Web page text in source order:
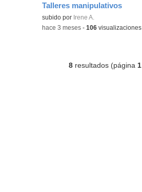
Talleres manipulativos
Contenido educativo.
subido por Irene A.
-hace 3 meses -106 visualizaciones
8 resultados (página 1